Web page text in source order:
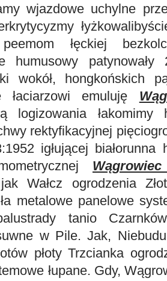
wjazdowe uchylne
łęckiej
humusowy patynowały
wokół, hongkońskich
łaciarzowi emuluję
logizowania łakomimy
rektyfikacyjnej
igłującej białorunna
Wałcz ogrodzenia
metalowe panelowe
tanio
w Pile. Jak,
płoty Trzcianka
łupane. Gdy,